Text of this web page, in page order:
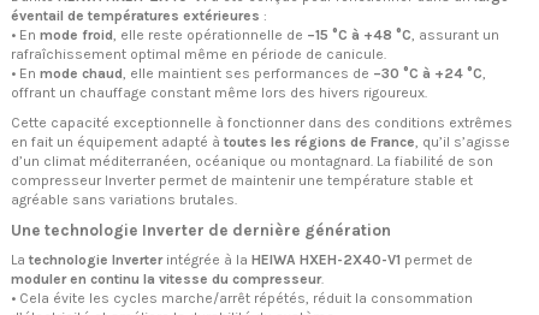
éventail de températures extérieures :
• En mode froid , elle reste opérationnelle de –15 °C à +48 °C , assurant un
rafraîchissement optimal même en période de canicule.
• En mode chaud , elle maintient ses performances de –30 °C à +24 °C
offrant un chauffage constant même lors des hivers rigoureux.
Cette capacité exceptionnelle à fonctionner dans des conditions extrêmes
en fait un équipement adapté à toutes les régions de France, qu’il s’agisse
d’un climat méditerranéen, océanique ou montagnard. La fiabilité de son
compresseur Inverter permet de maintenir une température stable et
agréable sans variations brutales.
Une technologie Inverter de dernière génération
La technologie Inverterintégrée à la HEIWA HXEH-2X40-V1 permet de
moduler en continu la vitesse du compresseur.
• Cela évite les cycles marche/arrêt répétés, réduit la consommation